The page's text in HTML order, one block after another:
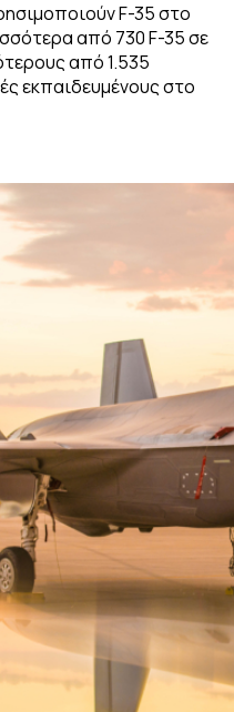
F-35 στο
από 730 F-35 σε
από 1.535
εκπαιδευμένους στο